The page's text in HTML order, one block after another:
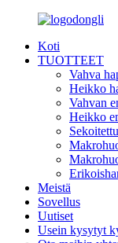
Koti
TUOTTEET
Vahva
Heikko
Vahvan
Heikko
Meistä
Sovellus
Uutiset
Usein kysytyt